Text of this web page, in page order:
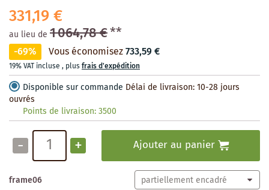
331,19 €
au lieu de 1 064,78 €**
-69% Vous économisez733,59 €
19% VAT incluse , plusfrais d'expédition
Disponible sur commande Délai de livraison: 10-28 jours
ouvrés
Points de livraison:3500
- + Ajouter au panier
frame06